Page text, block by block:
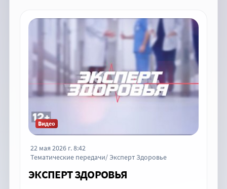
Видео
22 мая 2026 г. 8:42
Тематические передачи/ Эксперт Здоровье
ЭКСПЕРТ ЗДОРОВЬЯ